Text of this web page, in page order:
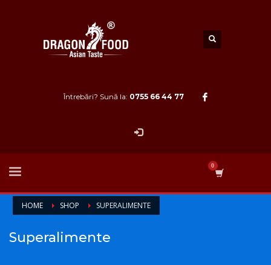
Întrebări? Sună la: 0755 66 44 77
HOME SHOP SUPERALIMENTE
Superalimente